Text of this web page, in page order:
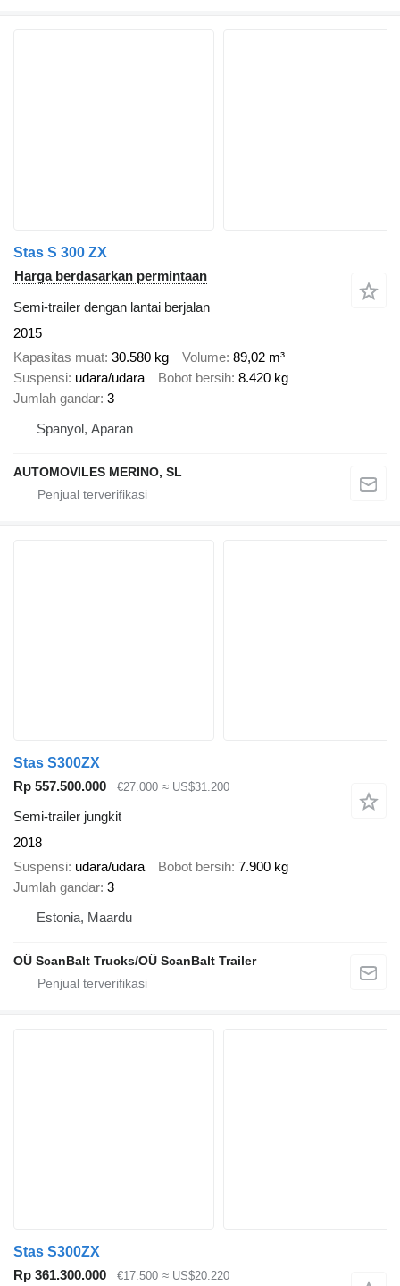
Stas S 300 ZX
Harga berdasarkan permintaan
Semi-trailer dengan lantai berjalan
2015
Kapasitas muat 30.580 kg Volume 89,02 m³
Suspensi udara/udara Bobot bersih 8.420 kg
Jumlah gandar 3
Spanyol, Aparan
AUTOMOVILES MERINO, SL
Stas S300ZX
Rp 557.500.000
€27.000 ≈ US$31.200
Semi-trailer jungkit
2018
Suspensi udara/udara Bobot bersih 7.900 kg
Jumlah gandar 3
Estonia, Maardu
OÜ ScanBalt Trucks/OÜ ScanBalt Trailer
Stas S300ZX
Rp 361.300.000
€17.500 ≈ US$20.220